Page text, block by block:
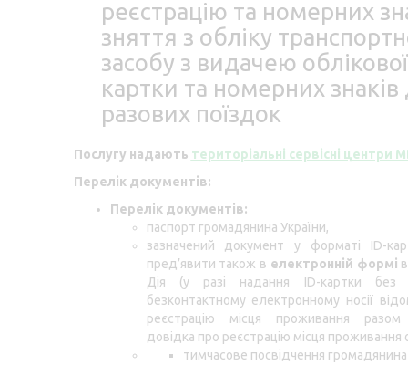
реєстрацію та номерних
зняття з обліку
засобу з видачею облікової
картки та номерних
разових поїздок
Послугу надають територіальні сервісні центри
Перелік документів:
Перелік документів:
паспорт громадянина України,
зазначений документ у форматі ID-
пред’явити також в електронній формі
Дія (у разі надання ID-картки без
безконтактному електронному носії
реєстрацію місця проживання разом
довідка про реєстрацію місця проживання
тимчасове посвідчення громадянина